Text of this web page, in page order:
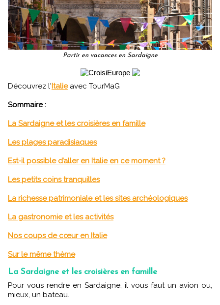
Partir en vacances en Sardaigne
Découvrez l'Italieavec TourMaG
Sommaire :
La Sardaigne et les croisières en famille
Les plages paradisiaques
Est-il possible d’aller en Italie en ce moment ?
Les petits coins tranquilles
La richesse patrimoniale et les sites archéologiques
La gastronomie et les activités
Nos coups de cœur en Italie
Sur le même thème
La Sardaigne et les croisières en famille
Pour vous rendre en Sardaigne, il vous faut un avion ou,
mieux, un bateau.